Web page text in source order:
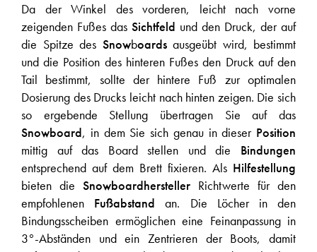
Da der Winkel des vorderen, leicht nach vorne
zeigenden Fußes das Sichtfeld und den Druck, der auf
die Spitze des Snowboardsausgeübt wird, bestimmt
und die Position des hinteren Fußes den Druck auf den
Tail bestimmt, sollte der hintere Fuß zur optimalen
Dosierung des Drucks leicht nach hinten zeigen. Die sich
so ergebende Stellung übertragen Sie auf das
Snowboard, in dem Sie sich genau in dieser Position
mittig auf das Board stellen und die Bindungen
entsprechend auf dem Brett fixieren. Als Hilfestellung
bieten die Snowboardhersteller Richtwerte für den
empfohlenen Fußabstand an. Die Löcher in den
Bindungsscheiben ermöglichen eine Feinanpassung in
3°-Abständen und ein Zentrieren der Boots, damit